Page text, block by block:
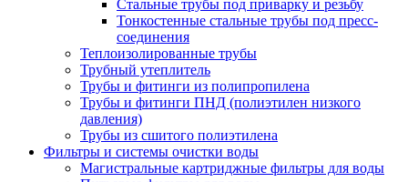
Стальные трубы под приварку и резьбу
Тонкостенные стальные трубы под пресс-
соединения
Теплоизолированные трубы
Трубный утеплитель
Трубы и фитинги из полипропилена
Трубы и фитинги ПНД (полиэтилен низкого
давления)
Трубы из сшитого полиэтилена
Фильтры и системы очистки воды
Магистральные картриджные фильтры для воды